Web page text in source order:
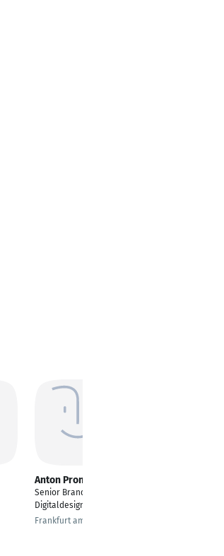
Anton Pronenko
Senior Brand- und
Digitaldesigner
Frankfurt am Main